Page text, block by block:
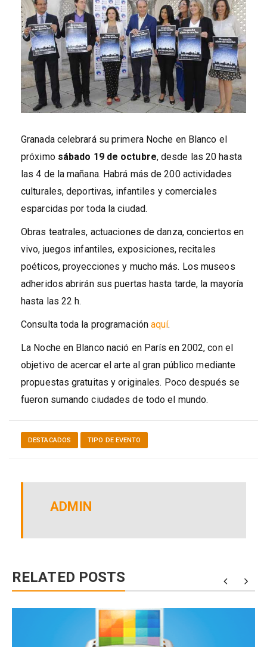
Granada celebrará su primera Noche en Blanco el
próximo sábado 19 de octubre, desde las 20 hasta
las 4 de la mañana. Habrá más de 200 actividades
culturales, deportivas, infantiles y comerciales
esparcidas por toda la ciudad.
Obras teatrales, actuaciones de danza, conciertos en
vivo, juegos infantiles, exposiciones, recitales
poéticos, proyecciones y mucho más. Los museos
adheridos abrirán sus puertas hasta tarde, la mayoría
hasta las 22 h.
Consulta toda la programaciónaquí.
La Noche en Blanco nació en París en 2002, con el
objetivo de acercar el arte al gran público mediante
propuestas gratuitas y originales. Poco después se
fueron sumando ciudades de todo el mundo.
DESTACADOS TIPO DE EVENTO
ADMIN
RELATED POSTS